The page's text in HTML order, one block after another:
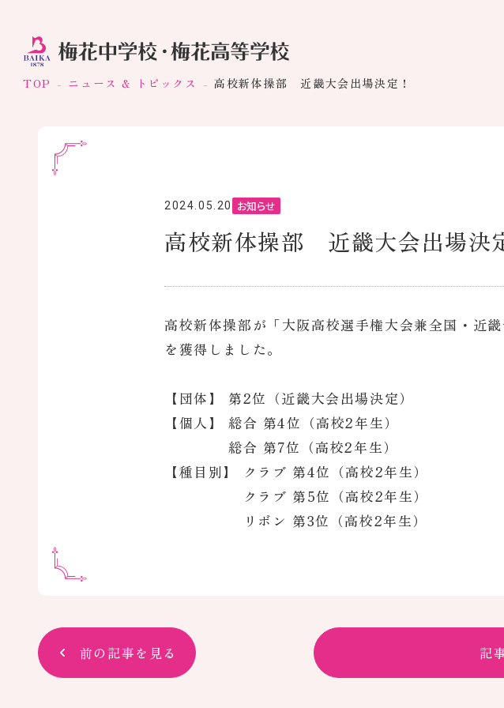
TOP ニュース & トピックス 高校新体操部 近畿大会出場決定！
2024.05.20 お知らせ
高校新体操部 近畿大会出場決
高校新体操部が「大阪高校選手権大会兼全国・近
を獲得しました。
【団体】 第2位（近畿大会出場決定）
【個人】 総合 第4位（高校2年生）
総合 第7位（高校2年生）
【種目別】 クラブ 第4位（高校2年生）
クラブ 第5位（高校2年生）
リボン 第3位（高校2年生）
前の記事を見る 記